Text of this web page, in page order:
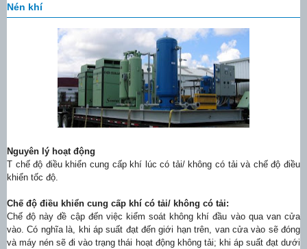
Nén khí
Nguyên lý hoạt động
T chế độ điều khiển cung cấp khí lúc có tải/ không có tải và chế độ điều
khiển tốc độ.
Chế độ điều khiển cung cấp khí có tải/ không có tải:
Chế độ này đề cập đến việc kiểm soát không khí đầu vào qua van cửa
vào. Có nghĩa là, khi áp suất đạt đến giới hạn trên, van cửa vào sẽ đóng
và máy nén sẽ đi vào trạng thái hoạt động không tải; khi áp suất đạt dưới